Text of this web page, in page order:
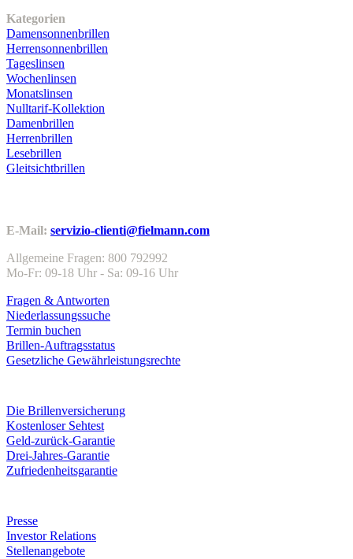
Kategorien
Damensonnenbrillen
Herrensonnenbrillen
Tageslinsen
Wochenlinsen
Monatslinsen
Nulltarif-Kollektion
Damenbrillen
Herrenbrillen
Lesebrillen
Gleitsichtbrillen
E-Mail: servizio-clienti@fielmann.com
Allgemeine Fragen: 800 792992
Mo-Fr: 09-18 Uhr - Sa: 09-16 Uhr
Fragen & Antworten
Niederlassungssuche
Termin buchen
Brillen-Auftragsstatus
Gesetzliche Gewährleistungsrechte
Die Brillenversicherung
Kostenloser Sehtest
Geld-zurück-Garantie
Drei-Jahres-Garantie
Zufriedenheitsgarantie
Presse
Investor Relations
Stellenangebote